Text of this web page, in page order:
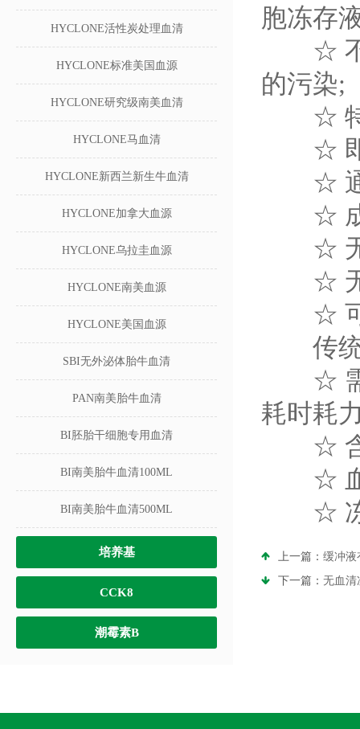
HYCLONE活性炭处理血清
HYCLONE标准美国血源
HYCLONE研究级南美血清
HYCLONE马血清
HYCLONE新西兰新生牛血清
HYCLONE加拿大血源
HYCLONE乌拉圭血源
HYCLONE南美血源
HYCLONE美国血源
SBI无外泌体胎牛血清
PAN南美胎牛血清
BI胚胎干细胞专用血清
BI南美胎牛血清100ML
BI南美胎牛血清500ML
培养基
CCK8
潮霉素B
胞冻存
☆ 不
的污染;
☆ 特
☆ 即
☆ 通
☆ 成
☆ 无
☆ 无
☆ 可
传统
☆ 需
耗时耗
☆ 含
☆ 血
☆ 冻
上一篇： 缓冲液
下一篇： 无血清